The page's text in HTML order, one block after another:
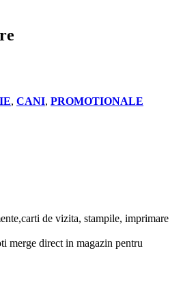
, CANI, PROMOTIONALE
de vizita, stampile, imprimare
merge direct in magazin pentru